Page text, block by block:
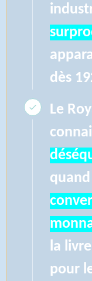
dès
Le
la
pour